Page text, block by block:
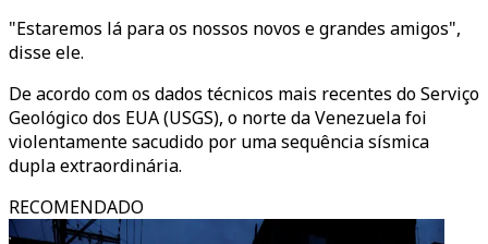
"Estaremos lá para os nossos novos e grandes amigos",
disse ele.
De acordo com os dados técnicos mais recentes do Serviço
Geológico dos EUA (USGS), o norte da Venezuela foi
violentamente sacudido por uma sequência sísmica
dupla extraordinária.
RECOMENDADO